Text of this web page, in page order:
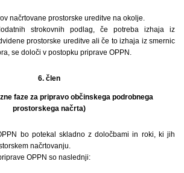
načrtovane prostorske ureditve na okolje.
strokovnih podlag, če potreba izhaja iz
prostorske ureditve ali če to izhaja iz smernic
se določi v postopku priprave OPPN.
6. člen
faze za pripravo občinskega podrobnega
prostorskega načrta)
bo potekal skladno z določbami in roki, ki jih
načrtovanju.
OPPN so naslednji: